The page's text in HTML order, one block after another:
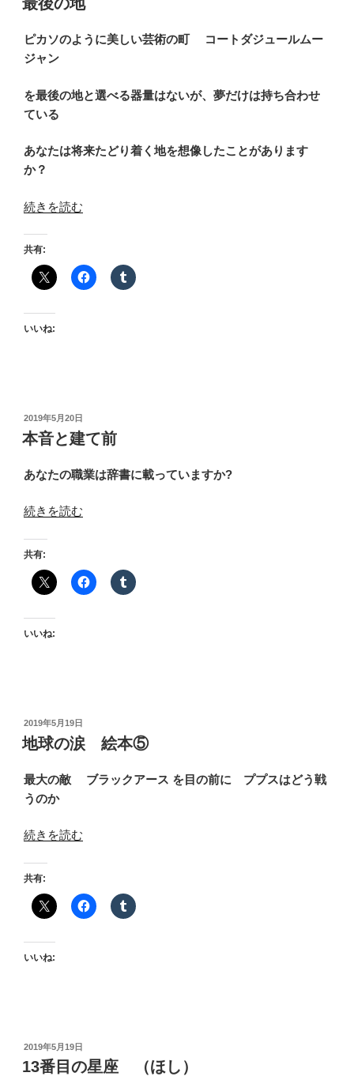
日:
ピカソのように美しい芸術の町 コートダジュールムー
ジャン
を最後の地と選べる器量はないが、夢だけは持ち合わせ
ている
あなたは将来たどり着く地を想像したことがあります
か？
“最
の
地”
の
続きを読む
共有:
いいね:
投
稿
日:
2019年5月20日
本音と建て前
あなたの職業は辞書に載っていますか?
“本
と
て
続きを読む
共有:
いいね:
投
稿
日:
2019年5月19日
地球の涙 絵本⑤
最大の敵 ブラックアース を目の前に ププスはどう戦
うのか
“地
の
涙
絵
続きを読む
共有:
いいね:
投
稿
日:
2019年5月19日
13番目の星座 （ほし）